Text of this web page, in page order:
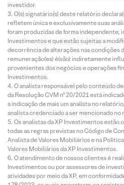
investidor.
O(s) signatário(s) deste relatório
refletem única e exclusivamente suas
foram produzidas de forma independente,
Investimentos e que estão sujeitas a
decorrência de alterações nas condições
remuneração(es) é(são) indiretamente
provenientes dos negócios e operações
Investimentos.
O analista responsável pelo conteúdo
da Resolução CVM nº 20/2021 está
a indicação de mais um analista no
analista credenciado a ser mencionado no
Os analistas da XP Investimentos estão
todas as regras previstas no Código de
Analista de Valores Mobiliários e na
Valores Mobiliários da XP Investimentos.
O atendimento de nossos clientes é
Investimentos ou por assessores de
atividades por meio da XP, em